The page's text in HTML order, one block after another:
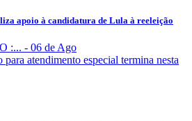
apoio à candidatura de Lula à reeleição
:... - 06 de Ago